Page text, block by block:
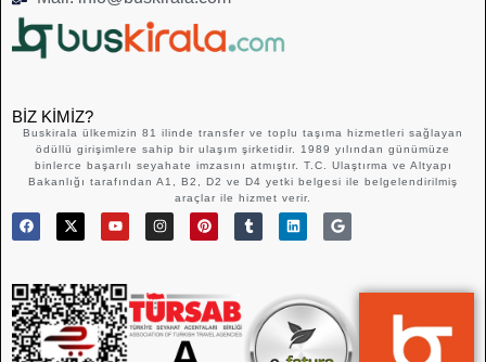
BIZ KIMIZ?
Buskirala ülkemizin 81 ilinde transfer ve toplu taşıma hizmetleri sağlayan
ödüllü girişimlere sahip bir ulaşım şirketidir. 1989 yılından günümüze
binlerce başarılı seyahate imzasını atmıştır. T.C. Ulaştırma ve Altyapı
Bakanlığı tarafından A1, B2, D2 ve D4 yetki belgesi ile belgelendirilmiş
araçlar ile hizmet verir.